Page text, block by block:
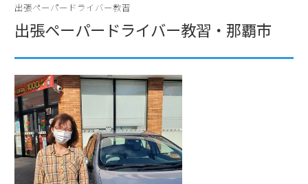
出張ペーパードライバー教習
出張ペーパードライバー教習・那覇市